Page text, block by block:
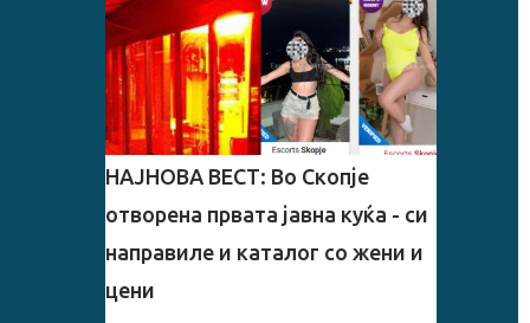
НАЈНОВА ВЕСТ: Во Скопје
отворена првата јавна куќа - си
направиле и каталог со жени и
цени